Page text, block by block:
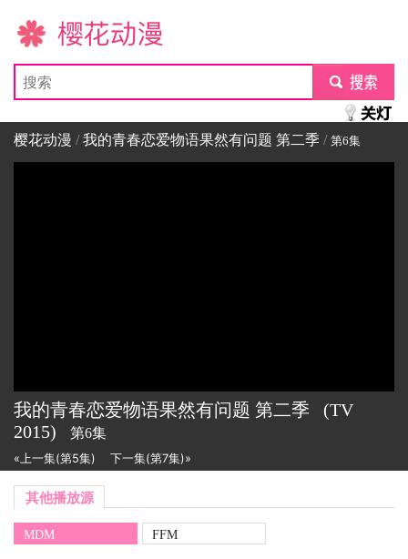
樱花动漫
submit
樱花动漫 /我的青春恋爱物语果然有问题 第二季 / 第6集
我的青春恋爱物语果然有问题 第二季
(TV
2015)
第6集
«上一集(第5集) 下一集(第7集)»
其他播放源
MDM FFM